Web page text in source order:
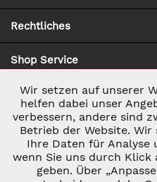
Rechtliches
Shop Service
Zahlung & Versand
Notwendig
Marketing
Tracking
Wir setzen auf unserer
helfen dabei unser
verbessern, andere sind
Betrieb der Website.
Ihre Daten für Analyse
wenn Sie uns durch Klick
geben. Über